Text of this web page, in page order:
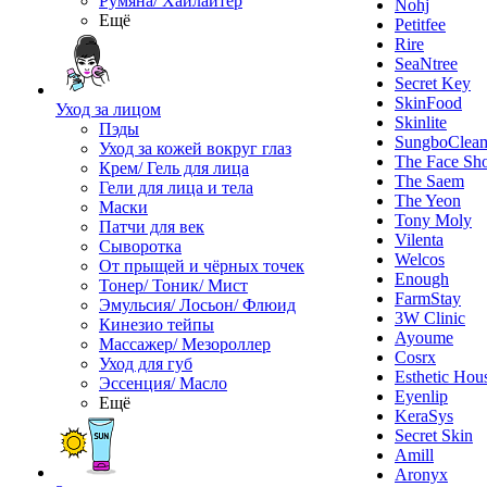
Ещё
Уход за лицом
Пэды
Уход за кожей вокруг глаз
Крем/ Гель для лица
Гели для лица и тела
Маски
Патчи для век
Сыворотка
От прыщей и чёрных точек
Тонер/ Тоник/ Мист
Эмульсия/ Лосьон/ Флюид
Кинезио тейпы
Массажер/ Мезороллер
Уход для губ
Эссенция/ Масло
Ещё
Nohj
Petitfee
Rire
SeaNtree
Secret Key
SkinFood
Skinlite
The Face
The Saem
The Yeon
Tony Moly
Vilenta
Welcos
Enough
FarmStay
3W Clinic
Ayoume
Cosrx
Esthetic
Eyenlip
KeraSys
Secret Skin
Amill
Aronyx